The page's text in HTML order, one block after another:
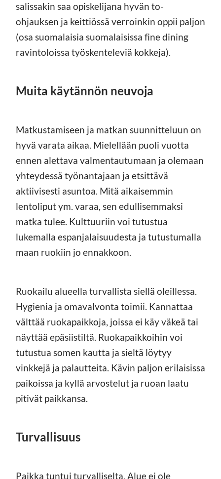
salissakin saa opiskelijana hyvän to-
ohjauksen ja keittiössä verroinkin oppii paljon
(osa suomalaisia suomalaisissa fine dining
ravintoloissa työskenteleviä kokkeja).
Muita käytännön neuvoja
Matkustamiseen ja matkan suunnitteluun on
hyvä varata aikaa. Mielellään puoli vuotta
ennen alettava valmentautumaan ja olemaan
yhteydessä työnantajaan ja etsittävä
aktiivisesti asuntoa. Mitä aikaisemmin
lentoliput ym. varaa, sen edullisemmaksi
matka tulee. Kulttuuriin voi tutustua
lukemalla espanjalaisuudesta ja tutustumalla
maan ruokiin jo ennakkoon.
Ruokailu alueella turvallista siellä oleillessa.
Hygienia ja omavalvonta toimii. Kannattaa
välttää ruokapaikkoja, joissa ei käy väkeä tai
näyttää epäsiistiltä. Ruokapaikkoihin voi
tutustua somen kautta ja sieltä löytyy
vinkkejä ja palautteita. Kävin paljon erilaisissa
paikoissa ja kyllä arvostelut ja ruoan laatu
pitivät paikkansa.
Turvallisuus
Paikka tuntui turvalliselta. Alue ei ole